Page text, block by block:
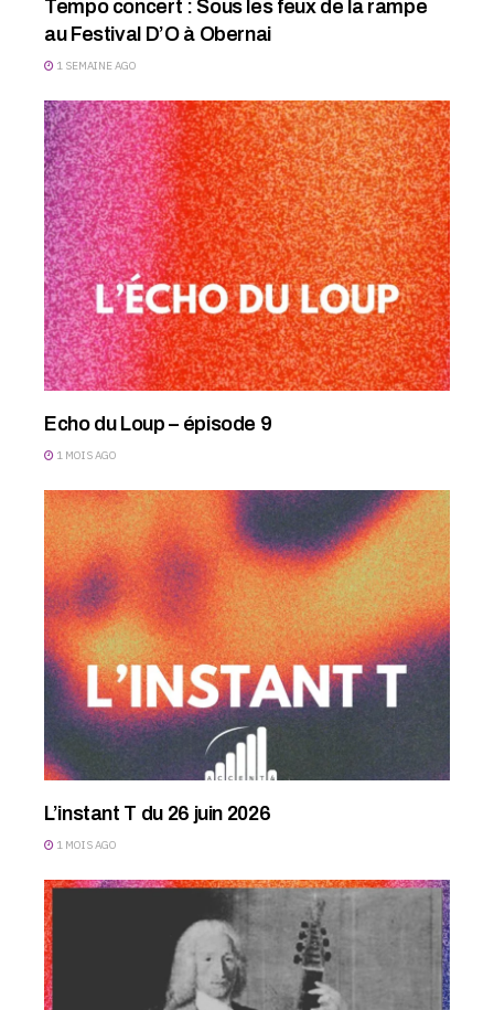
Tempo concert : Sous les feux de la rampe
au Festival D’O à Obernai
1 SEMAINE AGO
Echo du Loup – épisode 9
1 MOIS AGO
L’instant T du 26 juin 2026
1 MOIS AGO